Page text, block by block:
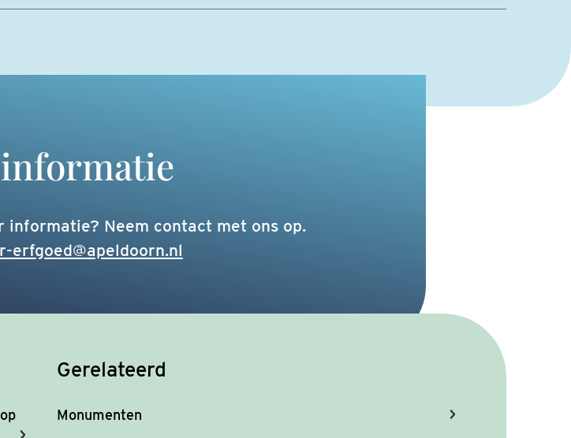
Neem contact met ons op.
erfgoed@apeldoorn.nl
Gerelateerd
Monumenten